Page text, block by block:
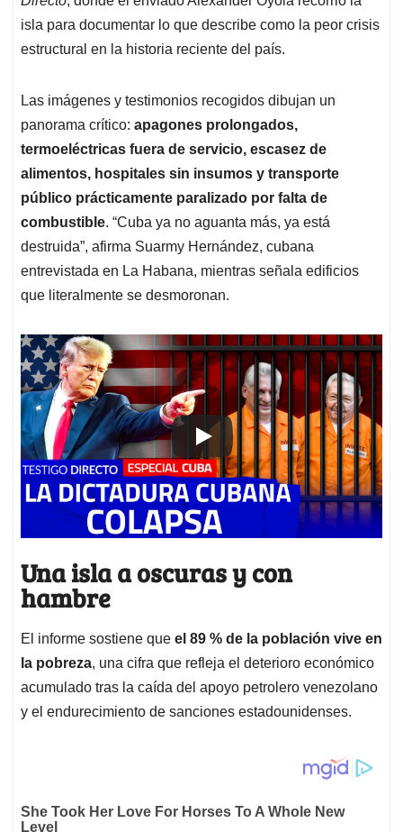
isla para documentar lo que describe como la peor crisis
estructural en la historia reciente del país.
Las imágenes y testimonios recogidos dibujan un
panorama crítico: apagones prolongados,
termoeléctricas fuera de servicio, escasez de
alimentos, hospitales sin insumos y transporte
público prácticamente paralizado por falta de
combustible. “Cuba ya no aguanta más, ya está
destruida”, afirma Suarmy Hernández, cubana
entrevistada en La Habana, mientras señala edificios
que literalmente se desmoronan.
Una isla a oscuras y con
hambre
El informe sostiene que el 89 % de la población vive en
la pobreza, una cifra que refleja el deterioro económico
acumulado tras la caída del apoyo petrolero venezolano
y el endurecimiento de sanciones estadounidenses.